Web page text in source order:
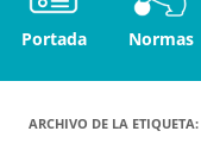
Portada Normas
ARCHIVO DE LA ETIQUETA: